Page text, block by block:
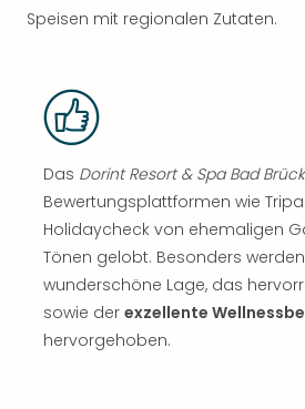
Speisen mit regionalen Zutaten.
Das Dorint Resort & Spa Bad
Bewertungsplattformen wie
Holidaycheck von ehemaligen
Tönen gelobt. Besonders
wunderschöne Lage, das
sowie der exzellente
hervorgehoben.